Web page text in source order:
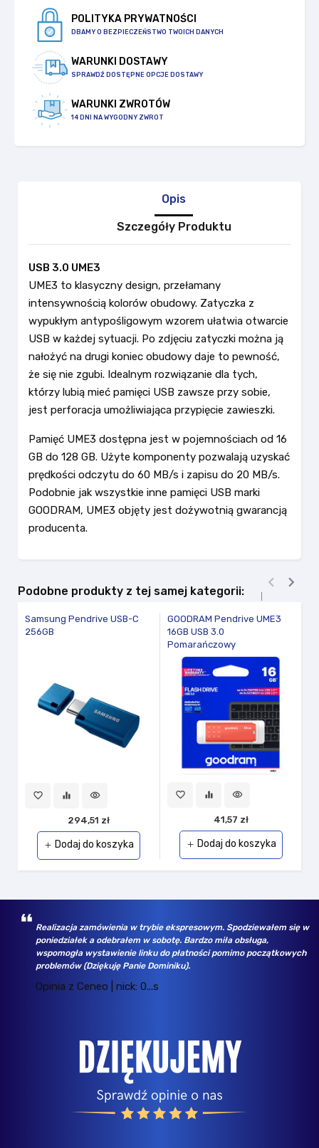
POLITYKA PRYWATNOŚCI
DBAMY O BEZPIECZEŃSTWO TWOICH DANYCH
WARUNKI DOSTAWY
SPRAWDŹ DOSTĘPNE OPCJE DOSTAWY
WARUNKI ZWROTÓW
14 DNI NA WYGODNY ZWROT
Opis
Szczegóły Produktu
USB 3.0 UME3
UME3 to klasyczny design, przełamany
intensywnością kolorów obudowy. Zatyczka z
wypukłym antypośligowym wzorem ułatwia otwarcie
USB w każdej sytuacji. Po zdjęciu zatyczki można ją
nałożyć na drugi koniec obudowy daje to pewność,
że się nie zgubi. Idealnym rozwiązanie dla tych,
którzy lubią mieć pamięci USB zawsze przy sobie,
jest perforacja umożliwiająca przypięcie zawieszki.
Pamięć UME3 dostępna jest w pojemnościach od 16
GB do 128 GB. Użyte komponenty pozwalają uzyskać
prędkości odczytu do 60 MB/s i zapisu do 20 MB/s.
Podobnie jak wszystkie inne pamięci USB marki
GOODRAM, UME3 objęty jest dożywotnią gwarancją
producenta.
Podobne produkty z tej samej kategorii:
Samsung Pendrive USB-C
256GB
favorite_border equalizer visibility
294,51 zł
add Dodaj do koszyka
GOODRAM Pendrive UME3
16GB USB 3.0
Pomarańczowy
favorite_border equalizer visibility
41,57 zł
add Dodaj do koszyka
 
Realizacja zamówienia w trybie ekspresowym. Spodziewałem się w
poniedziałek a odebrałem w sobotę. Bardzo miła obsługa,
wspomogła wystawienie linku do płatności pomimo początkowych
problemów (Dziękuję Panie Dominiku).
Opinia z Ceneo | nick: 0...s